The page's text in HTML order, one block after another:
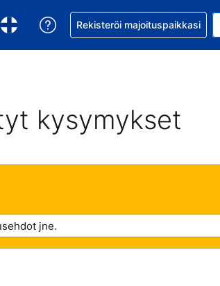
Tämänhetkinen valuutta on
Valitse kieli. Tämänhetkinen kieli on
Pyydä apua varauksesi kanssa
Rekisteröi majoituspaikkasi
kysymykset